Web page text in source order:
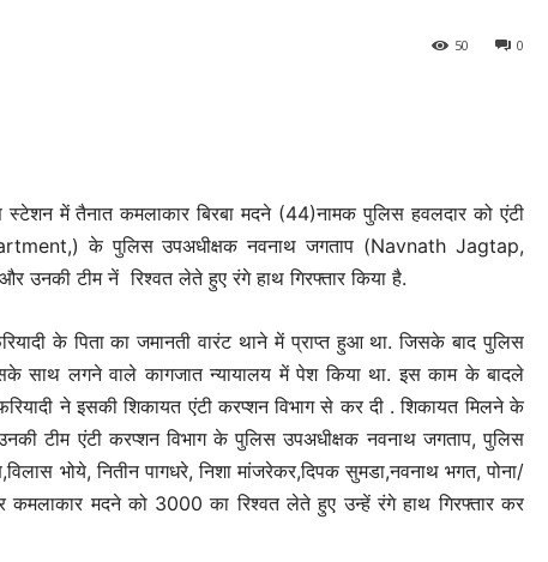
0
50
स्टेशन में तैनात कमलाकार बिरबा मदने (44)नामक पुलिस हवलदार को एंटी
के पुलिस उपअधीक्षक नवनाथ जगताप (Navnath Jagtap,
टीम नें रिश्वत लेते हुए रंगे हाथ गिरफ्तार किया है.
के पिता का जमानती वारंट थाने में प्राप्त हुआ था. जिसके बाद पुलिस
साथ लगने वाले कागजात न्यायालय में पेश किया था. इस काम के बादले
ने इसकी शिकायत एंटी करप्शन विभाग से कर दी . शिकायत मिलने के
टीम एंटी करप्शन विभाग के पुलिस उपअधीक्षक नवनाथ जगताप, पुलिस
भोये, नितीन पागधरे, निशा मांजरेकर,दिपक सुमडा,नवनाथ भगत, पोना/
कमलाकार मदने को 3000 का रिश्वत लेते हुए उन्हें रंगे हाथ गिरफ्तार कर
अवसर: इस्राइल में 5000 नौकरियां, ₹1.61
लाख तक वेतन
Keshav Bhumi - May 5, 2026 0